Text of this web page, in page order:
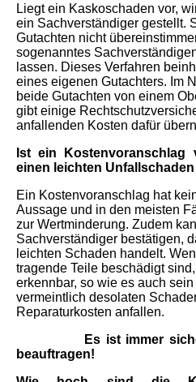
Liegt ein Kaskoschaden vor,
ein Sachverständiger gestellt.
Gutachten nicht
sogenanntes
lassen. Dieses Verfahren
eines eigenen Gutachters. Im
beide Gutachten von einem
gibt einige
anfallenden Kosten dafür
Ist ein Kostenvoranschlag
einen leichten
Ein Kostenvoranschlag hat
Aussage und in den meisten
zur Wertminderung. Zudem
Sachverständiger bestätigen,
leichten Schaden handelt.
tragende Teile beschädigt
erkennbar, so wie es auch sein
vermeintlich desolaten
Reparaturkosten anfallen.
Es ist immer
beauftragen!